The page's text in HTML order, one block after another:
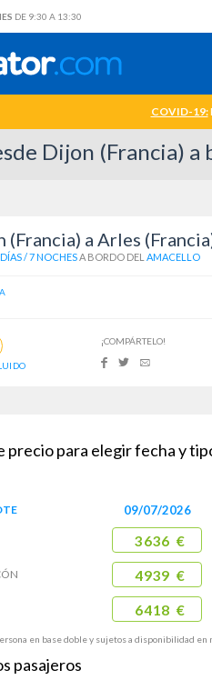
DE 9:30 A 13:30
COVID-19:
Dijon (Francia) a
(Francia) a Arles
/ 7 NOCHESA BORDO DEL AMACELLO
¡COMPÁRTELO!
precio para elegir fecha y
09/07/2026
3636 €
4939 €
6418 €
en base doble y sujetos a disponibilidad en
pasajeros